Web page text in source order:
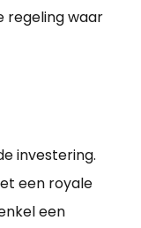
regeling waar
investering.
een royale
een